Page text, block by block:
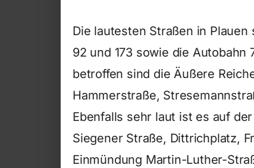
Die lautesten Straßen in
92 und 173 sowie die
betroffen sind die Äußere
Hammerstraße,
Ebenfalls sehr laut ist es auf
Siegener Straße, Dittrichplatz,
Einmündung Martin-Luther-